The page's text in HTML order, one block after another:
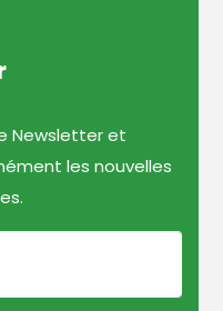
Newsletter et
les nouvelles